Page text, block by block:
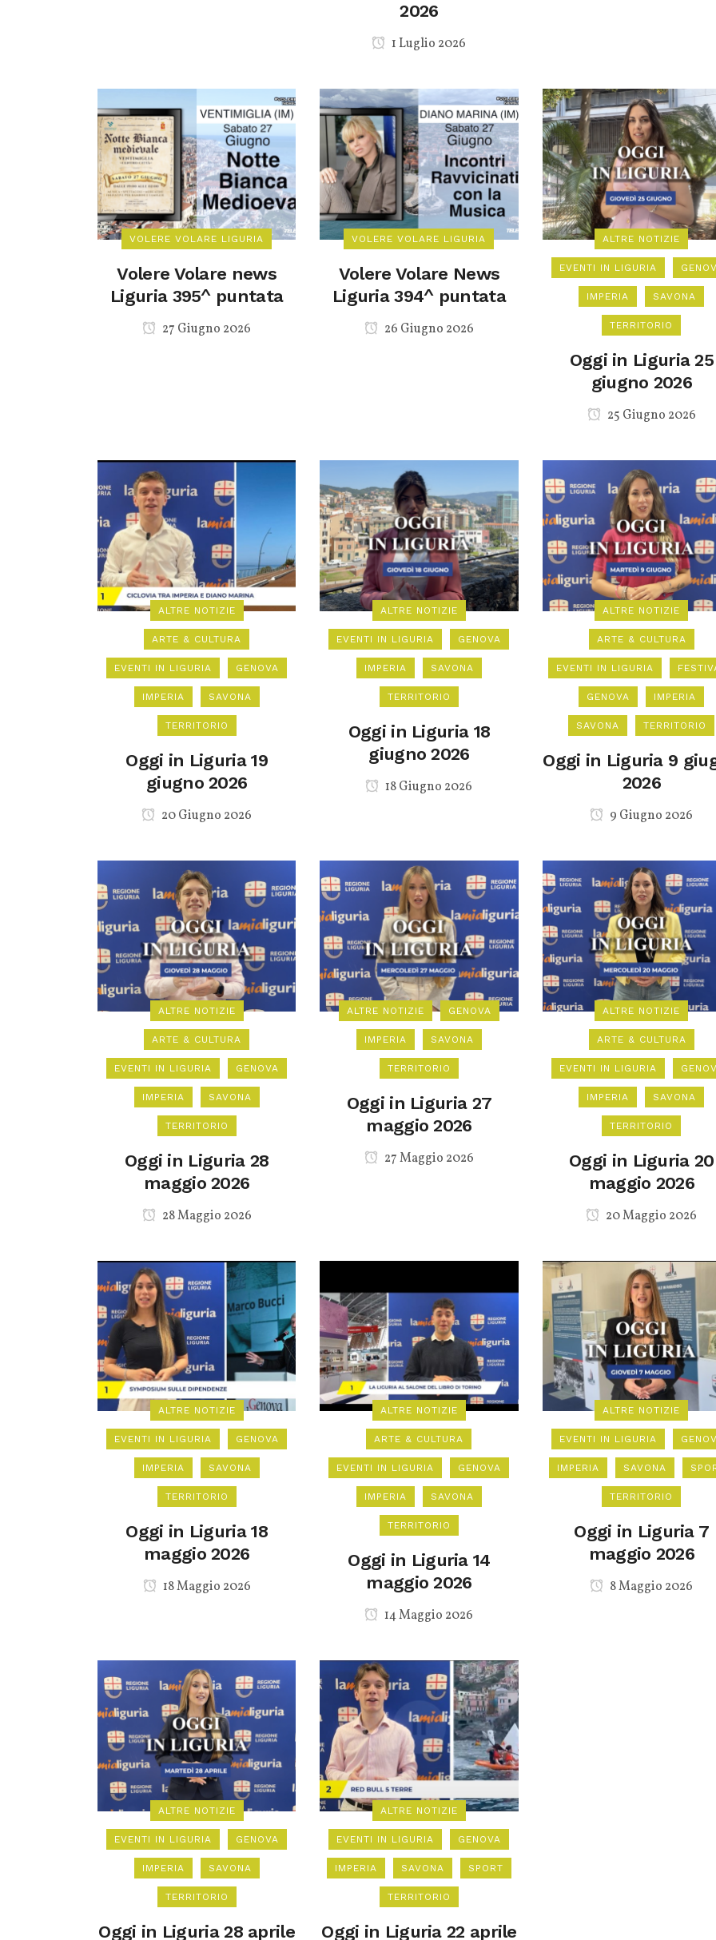
2026
1 Luglio 2026
VOLERE VOLARE LIGURIA
Volere Volare news
Liguria 395^ puntata
27 Giugno 2026
VOLERE VOLARE LIGURIA
Volere Volare News
Liguria 394^ puntata
26 Giugno 2026
ALTRE NOTIZIE
EVENTI IN LIGURIA
IMPERIA SAVONA
TERRITORIO
Oggi in Liguria 25
giugno 2026
25 Giugno 2026
ALTRE NOTIZIE
ARTE & CULTURA
EVENTI IN LIGURIA GENOVA
IMPERIA SAVONA
TERRITORIO
Oggi in Liguria 19
giugno 2026
20 Giugno 2026
ALTRE NOTIZIE
EVENTI IN LIGURIA GENOVA
IMPERIA SAVONA
TERRITORIO
Oggi in Liguria 18
giugno 2026
18 Giugno 2026
ALTRE NOTIZIE
ARTE & CULTURA
EVENTI IN LIGURIA
GENOVA IMPERIA
SAVONA TERRITORIO
Oggi in Liguria 9
2026
9 Giugno 2026
ALTRE NOTIZIE
ARTE & CULTURA
EVENTI IN LIGURIA GENOVA
IMPERIA SAVONA
TERRITORIO
Oggi in Liguria 28
maggio 2026
28 Maggio 2026
ALTRE NOTIZIE GENOVA
IMPERIA SAVONA
TERRITORIO
Oggi in Liguria 27
maggio 2026
27 Maggio 2026
ALTRE NOTIZIE
ARTE & CULTURA
EVENTI IN LIGURIA
IMPERIA SAVONA
TERRITORIO
Oggi in Liguria 20
maggio 2026
20 Maggio 2026
ALTRE NOTIZIE
EVENTI IN LIGURIA GENOVA
IMPERIA SAVONA
TERRITORIO
Oggi in Liguria 18
maggio 2026
18 Maggio 2026
ALTRE NOTIZIE
ARTE & CULTURA
EVENTI IN LIGURIA GENOVA
IMPERIA SAVONA
TERRITORIO
Oggi in Liguria 14
maggio 2026
14 Maggio 2026
ALTRE NOTIZIE
EVENTI IN LIGURIA
IMPERIA SAVONA
TERRITORIO
Oggi in Liguria 7
maggio 2026
8 Maggio 2026
ALTRE NOTIZIE
EVENTI IN LIGURIA GENOVA
IMPERIA SAVONA
TERRITORIO
Oggi in Liguria 28 aprile
ALTRE NOTIZIE
EVENTI IN LIGURIA GENOVA
IMPERIA SAVONA SPORT
TERRITORIO
Oggi in Liguria 22 aprile